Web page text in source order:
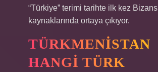
“Türkiye” terimi tarihte ilk kez Bizans
kaynaklarında ortaya çıkıyor.
TÜRKMENISTAN
HANGI TÜRK